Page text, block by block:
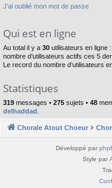
J’ai oublié mon mot de passe
Qui est en ligne
Au total il y a 30 utilisateurs en ligne
nombre d’utilisateurs actifs ces 5
Le record du nombre d’utilisateurs
Statistiques
319 messages • 275 sujets • 48
delhaddad
Chorale Atout Choeur
Développé par
Style par